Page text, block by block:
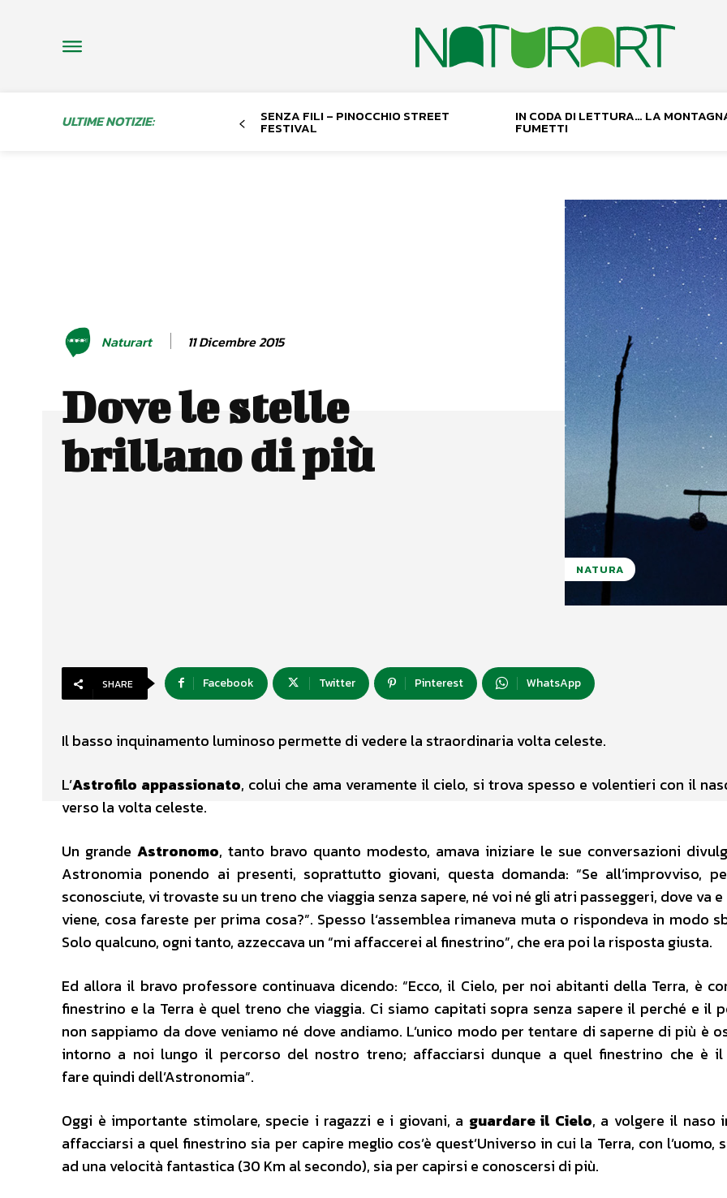
ULTIME NOTIZIE: SENZA FILI – PINOCCHIO STREET
FESTIVAL
IN CODA DI LETTURA… LA
FUMETTI
Naturart 11 Dicembre 2015
Dove le stelle
brillano di più
NATURA
SHARE Facebook Twitter Pinterest WhatsApp
Il basso inquinamento luminoso permette di vedere la straordinaria volta celeste.
L’Astrofilo appassionato, colui che ama veramente il cielo, si trova spesso e volentieri con il
verso la volta celeste.
Un grande Astronomo, tanto bravo quanto modesto, amava iniziare le sue conversazioni
Astronomia ponendo ai presenti, soprattutto giovani, questa domanda: “Se all’improvviso,
sconosciute, vi trovaste su un treno che viaggia senza sapere, né voi né gli atri passeggeri, dove va
viene, cosa fareste per prima cosa?”. Spesso l‘assemblea rimaneva muta o rispondeva in modo
Solo qualcuno, ogni tanto, azzeccava un “mi affaccerei al finestrino”, che era poi la risposta giusta.
Ed allora il bravo professore continuava dicendo: “Ecco, il Cielo, per noi abitanti della Terra, è
finestrino e la Terra è quel treno che viaggia. Ci siamo capitati sopra senza sapere il perché e il
non sappiamo da dove veniamo né dove andiamo. L’unico modo per tentare di saperne di più è
intorno a noi lungo il percorso del nostro treno; affacciarsi dunque a quel finestrino che è
fare quindi dell’Astronomia”.
Oggi è importante stimolare, specie i ragazzi e i giovani, a guardare il Cielo, a volgere il naso
affacciarsi a quel finestrino sia per capire meglio cos’è quest’Universo in cui la Terra, con l’uomo,
ad una velocità fantastica (30 Km al secondo), sia per capirsi e conoscersi di più.